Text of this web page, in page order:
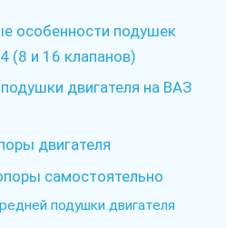
особенности подушек
(8 и 16 клапанов)
двигателя на ВАЗ
двигателя
самостоятельно
подушки двигателя